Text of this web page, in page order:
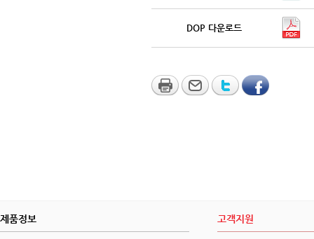
DOP 다운로드
제품정보 고객지원